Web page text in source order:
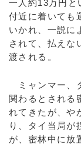
一人約13万円と
付近に着いても
いかれ、一説に
されて、払えな
渡される。
ミャンマー、
関わるとされる
れてきたが、や
り、タイ当局が
が、密林中に放